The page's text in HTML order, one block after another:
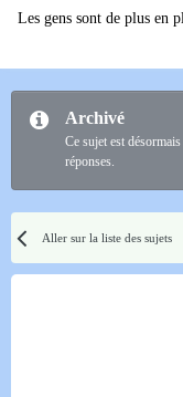
Les gens sont de plus en
Archivé
Ce sujet est
réponses.
Aller sur la liste des sujets